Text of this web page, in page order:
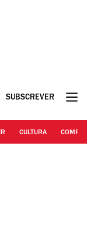
SUBSCREVER
CULTURA